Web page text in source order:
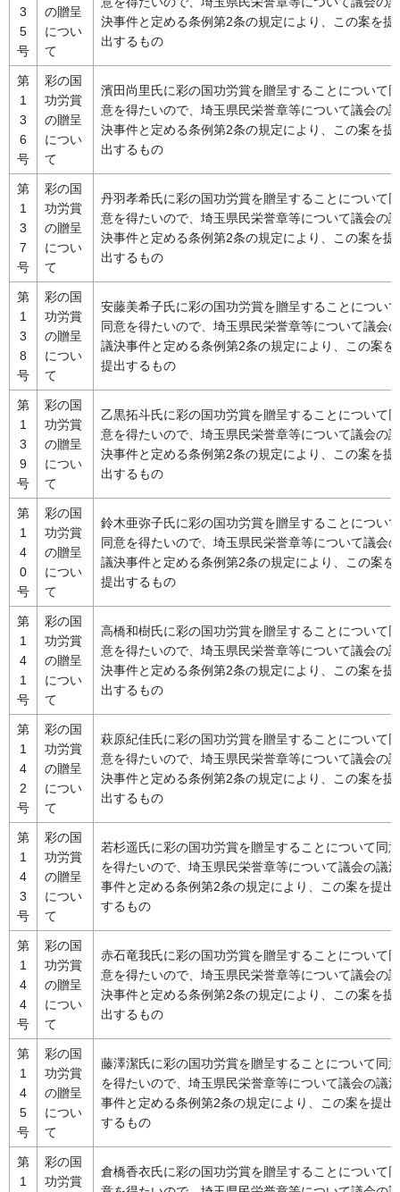
3
5
号
の贈呈
につい
て
決事件と定める条例第2条の規定により、この案を提
出するもの
第
1
3
6
号
彩の国
功労賞
の贈呈
につい
て
濱田尚里氏に彩の国功労賞を贈呈することについて同
意を得たいので、埼玉県民栄誉章等について議会の議
決事件と定める条例第2条の規定により、この案を提
出するもの
第
1
3
7
号
彩の国
功労賞
の贈呈
につい
て
丹羽孝希氏に彩の国功労賞を贈呈することについて同
意を得たいので、埼玉県民栄誉章等について議会の議
決事件と定める条例第2条の規定により、この案を提
出するもの
第
1
3
8
号
彩の国
功労賞
の贈呈
につい
て
安藤美希子氏に彩の国功労賞を贈呈することについて
同意を得たいので、埼玉県民栄誉章等について議会の
議決事件と定める条例第2条の規定により、この案を
提出するもの
第
1
3
9
号
彩の国
功労賞
の贈呈
につい
て
乙黒拓斗氏に彩の国功労賞を贈呈することについて同
意を得たいので、埼玉県民栄誉章等について議会の議
決事件と定める条例第2条の規定により、この案を提
出するもの
第
1
4
0
号
彩の国
功労賞
の贈呈
につい
て
鈴木亜弥子氏に彩の国功労賞を贈呈することについて
同意を得たいので、埼玉県民栄誉章等について議会の
議決事件と定める条例第2条の規定により、この案を
提出するもの
第
1
4
1
号
彩の国
功労賞
の贈呈
につい
て
高橋和樹氏に彩の国功労賞を贈呈することについて同
意を得たいので、埼玉県民栄誉章等について議会の議
決事件と定める条例第2条の規定により、この案を提
出するもの
第
1
4
2
号
彩の国
功労賞
の贈呈
につい
て
萩原紀佳氏に彩の国功労賞を贈呈することについて同
意を得たいので、埼玉県民栄誉章等について議会の議
決事件と定める条例第2条の規定により、この案を提
出するもの
第
1
4
3
号
彩の国
功労賞
の贈呈
につい
て
若杉遥氏に彩の国功労賞を贈呈することについて同意
を得たいので、埼玉県民栄誉章等について議会の議決
事件と定める条例第2条の規定により、この案を提出
するもの
第
1
4
4
号
彩の国
功労賞
の贈呈
につい
て
赤石竜我氏に彩の国功労賞を贈呈することについて同
意を得たいので、埼玉県民栄誉章等について議会の議
決事件と定める条例第2条の規定により、この案を提
出するもの
第
1
4
5
号
彩の国
功労賞
の贈呈
につい
て
藤澤潔氏に彩の国功労賞を贈呈することについて同意
を得たいので、埼玉県民栄誉章等について議会の議決
事件と定める条例第2条の規定により、この案を提出
するもの
第
1
彩の国
功労賞
倉橋香衣氏に彩の国功労賞を贈呈することについて同